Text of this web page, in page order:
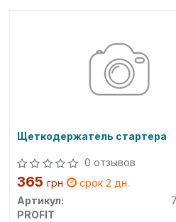
Щеткодержатель стартера
0 отзывов
365грн
срок 2 дн.
Артикул:
PROFIT